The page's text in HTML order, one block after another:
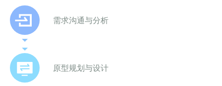
需求沟通与分析
原型规划与设计